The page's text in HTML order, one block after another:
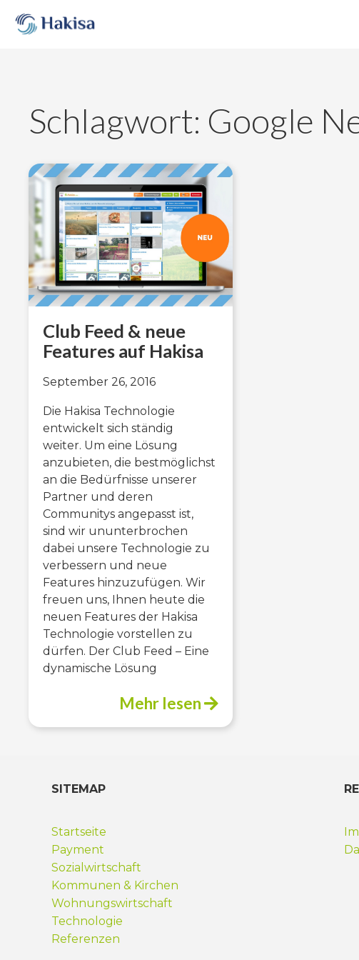
content
Schlagwort: Google
Club Feed & neue
Features auf Hakisa
September 26, 2016
Die Hakisa Technologie
entwickelt sich ständig
weiter. Um eine Lösung
anzubieten, die bestmöglichst
an die Bedürfnisse unserer
Partner und deren
Communitys angepasst ist,
sind wir ununterbrochen
dabei unsere Technologie zu
verbessern und neue
Features hinzuzufügen. Wir
freuen uns, Ihnen heute die
neuen Features der Hakisa
Technologie vorstellen zu
dürfen. Der Club Feed – Eine
dynamische Lösung
Mehr lesen
SITEMAP
Startseite
Payment
Sozialwirtschaft
Kommunen & Kirchen
Wohnungswirtschaft
Technologie
Referenzen